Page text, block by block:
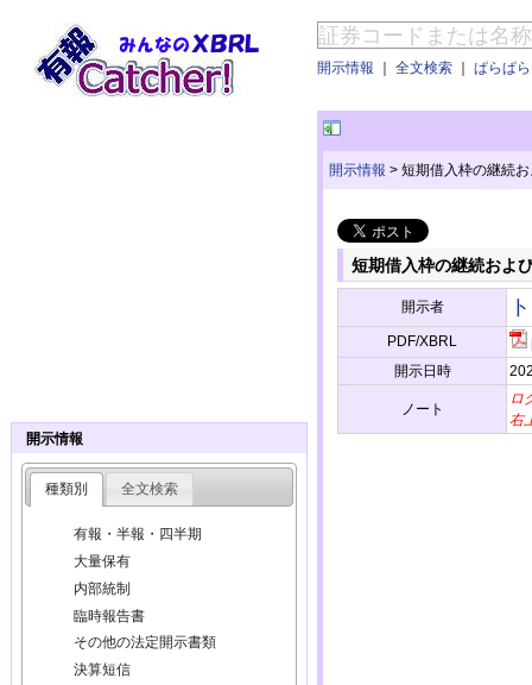
開示情報 ｜ 全文検索 ｜ ぱらぱ
開示情報 > 短期借入枠の継続
短期借入枠の継続およ
開示者
PDF/XBRL
開示日時
ノート
ロ
右
開示情報
種類別 全文検索
有報・半報・四半期
大量保有
内部統制
臨時報告書
その他の法定開示書類
決算短信